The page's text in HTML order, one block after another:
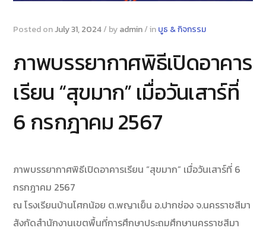
Posted onJuly 31, 2024/ byadmin/ inบูธ & กิจกรรม
ภาพบรรยากาศพิธีเปิดอาคาร
เรียน “สุขมาก” เมื่อวันเสาร์ที่
6 กรกฎาคม 2567
ภาพบรรยากาศพิธีเปิดอาคารเรียน “สุขมาก” เมื่อวันเสาร์ที่ 6
กรกฎาคม 2567
ณ โรงเรียนบ้านโศกน้อย ต.พญาเย็น อ.ปากช่อง จ.นครราชสีมา
สังกัดสำนักงานเขตพื้นที่การศึกษาประถมศึกษานครราชสีมา